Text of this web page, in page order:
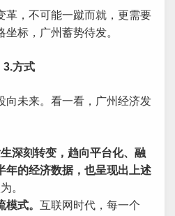
革，不可能一蹴而就，更需要
标，广州蓄势待发。
3.方式
向未来。看一看，广州经济发
深刻转变，趋向平台化、融
年的经济数据，也呈现出上述
。
式。 互联网时代，每一个